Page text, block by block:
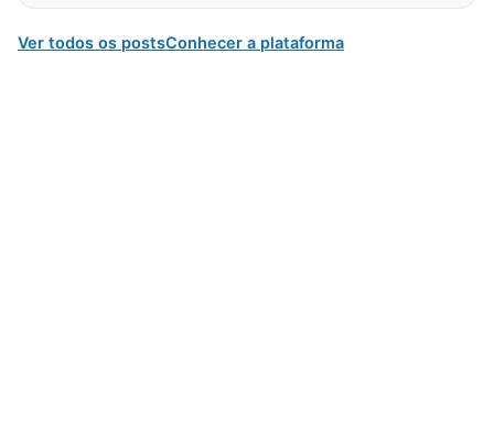
Ver todos os postsConhecer a plataforma